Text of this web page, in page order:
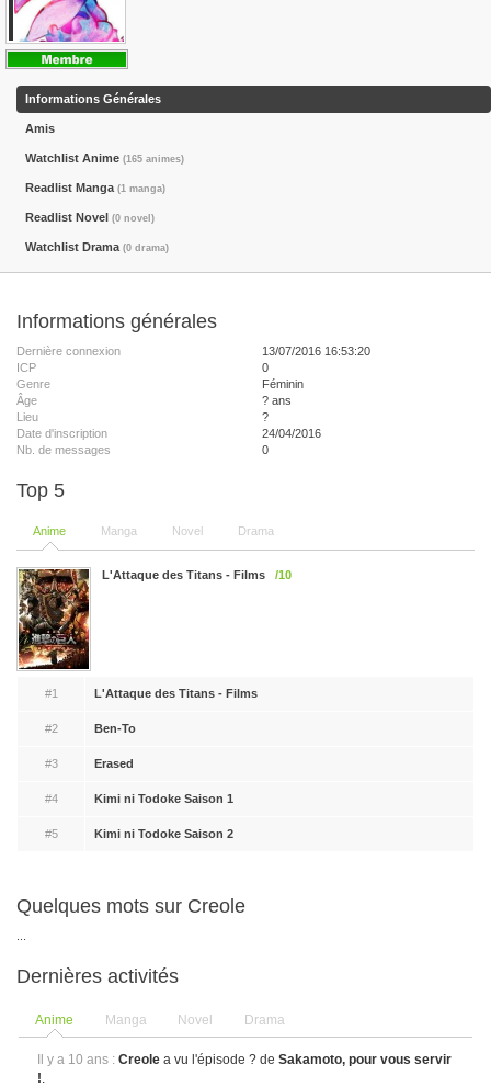
Informations Générales
Amis
Watchlist Anime (165 animes)
Readlist Manga (1 manga)
Readlist Novel (0 novel)
Watchlist Drama (0 drama)
Informations générales
Dernière connexion
13/07/2016 16:53:20
ICP
0
Genre
Féminin
Âge
? ans
Lieu
?
Date d'inscription
24/04/2016
Nb. de messages
0
Top 5
Anime Manga Novel Drama
L'Attaque des Titans - Films /10
#1 L'Attaque des Titans - Films
#2 Ben-To
#3 Erased
#4 Kimi ni Todoke Saison 1
#5 Kimi ni Todoke Saison 2
Quelques mots sur Creole
Dernières activités
Anime Manga Novel Drama
Il y a 10 ans : Creole a vu l'épisode ? deSakamoto, pour vous servir
!.